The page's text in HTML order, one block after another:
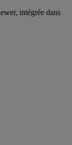
intégrée dans